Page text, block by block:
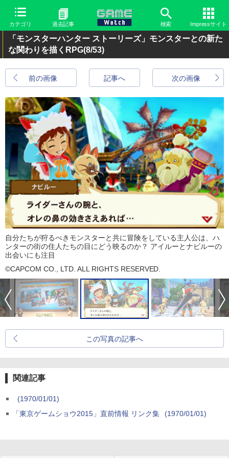
カテゴリ 過去記事 検索 Impressサイト
「モンスターハンター ストーリーズ」モンスターとの新た
な関わりを描くRPG(8/53)
前の画像 次の画像
記事へ
自分たちが狩るべきモンスターと共に冒険をしている主人公は、ハ
ンターの街の住人たちの目にどう映るのか？ アイルーとナビルーの
出会いにも注目
©CAPCOM CO., LTD. ALL RIGHTS RESERVED.
この写真の記事へ
関連記事
(1970/01/01)
「東京ゲームショウ2015」直前情報 リンク集
(1970/01/01)